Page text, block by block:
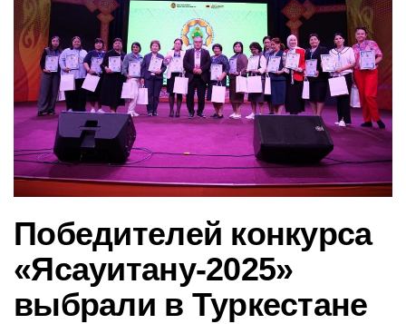
ц
и
ю
Победителей конкурса
«Ясауитану-2025»
выбрали в Туркестане